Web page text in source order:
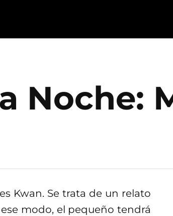
Noche:
Kwan. Se trata de un relato
modo, el pequeño tendrá